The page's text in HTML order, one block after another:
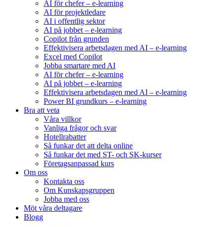
AI för chefer – e-learning
AI för projektledare
AI i offentlig sektor
AI på jobbet – e-learning
Copilot från grunden
Effektivisera arbetsdagen med AI – e-learning
Excel med Copilot
Jobba smartare med AI
AI för chefer – e-learning
AI på jobbet – e-learning
Effektivisera arbetsdagen med AI – e-learning
Power BI grundkurs – e-learning
Bra att veta
Våra villkor
Vanliga frågor och svar
Hotellrabatter
Så funkar det att delta online
Så funkar det med ST- och SK-kurser
Företagsanpassad kurs
Om oss
Kontakta oss
Om Kunskapsgruppen
Jobba med oss
Möt våra deltagare
Blogg